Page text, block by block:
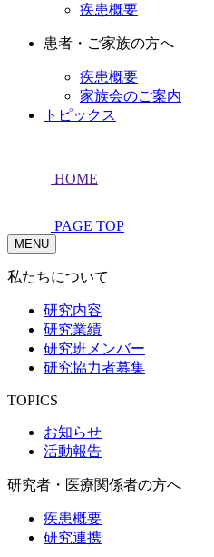
疾患概要
患者・ご家族の方へ
疾患概要
家族会のご案内
トピックス
HOME
PAGE TOP
MENU
私たちについて
研究内容
研究業績
研究班メンバー
研究協力者募集
TOPICS
お知らせ
活動報告
研究者・医療関係者の方へ
疾患概要
研究連携